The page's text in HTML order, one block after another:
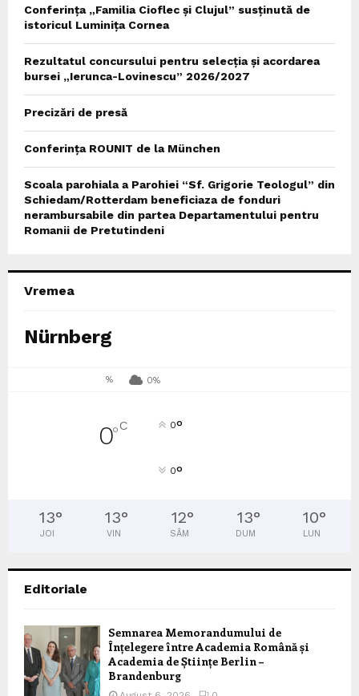
Conferința „Familia Cioflec și Clujul” susținută de
istoricul Luminița Cornea
Rezultatul concursului pentru selecția și acordarea
bursei „Ierunca-Lovinescu” 2026/2027
Precizări de presă
Conferința ROUNIT de la München
Scoala parohiala a Parohiei “Sf. Grigorie Teologul” din
Schiedam/Rotterdam beneficiaza de fonduri
nerambursabile din partea Departamentului pentru
Romanii de Pretutindeni
Vremea
Nürnberg
% 0%
0°C 0°
0°
13°
JOI
13°
VIN
12°
SÂM
13°
DUM
10°
LUN
Editoriale
Semnarea Memorandumului de
Înțelegere între Academia Română și
Academia de Științe Berlin –
Brandenburg